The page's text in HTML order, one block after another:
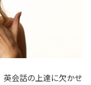
会話の上達に欠かせ